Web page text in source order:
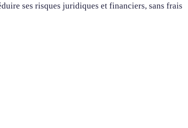
ses risques juridiques et financiers, sans frais